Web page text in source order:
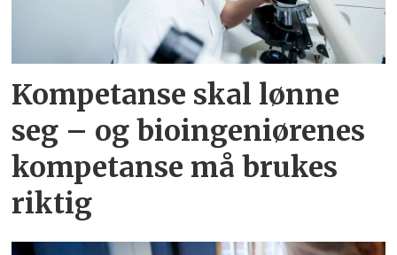
Kompetanse skal lønne
seg – og bioingeniørenes
kompetanse må brukes
riktig